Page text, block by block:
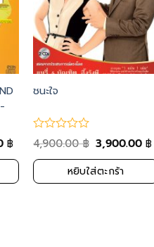
฿
ชนะใจ
4,900.00฿ 3,900.00฿
หยิบใส่ตะกร้า